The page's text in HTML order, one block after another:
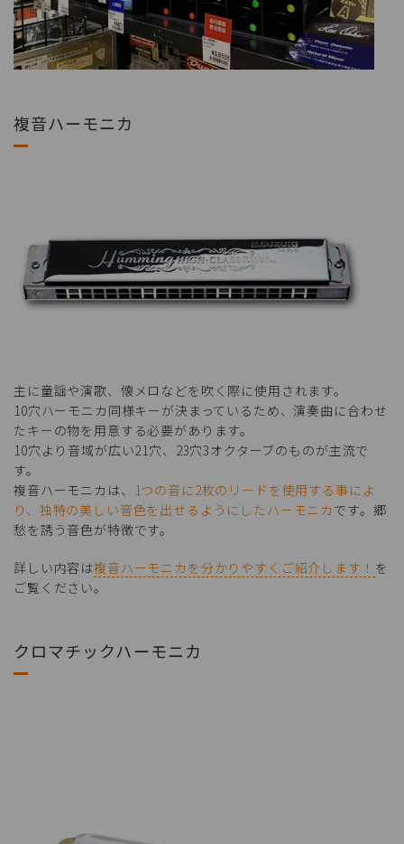
複音ハーモニカ
主に童謡や演歌、懐メロなどを吹く際に使用されます。
10穴ハーモニカ同様キーが決まっているため、演奏曲に合わせ
たキーの物を用意する必要があります。
10穴より音域が広い21穴、23穴3オクターブのものが主流で
す。
複音ハーモニカは、
1つの音に2枚のリードを使用する事によ
り、独特の美しい音色を出せるようにしたハーモニカ です。郷
愁を誘う音色が特徴です。
詳しい内容は複音ハーモニカを分かりやすくご紹介します！ を
ご覧ください。
クロマチックハーモニカ